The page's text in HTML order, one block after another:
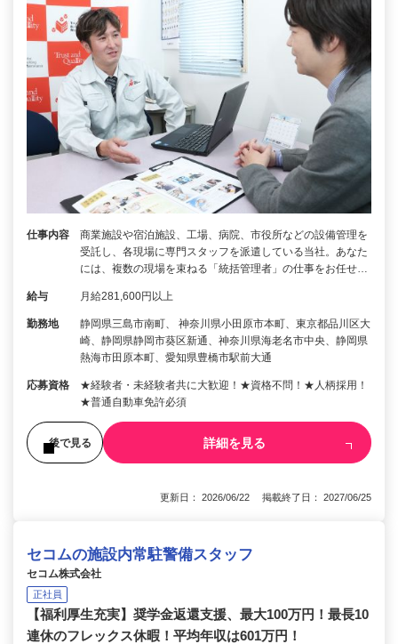
仕事内容
商業施設や宿泊施設、工場、病院、市役所などの設備管理を
受託し、各現場に専門スタッフを派遣している当社。あなた
には、複数の現場を束ねる「統括管理者」の仕事をお任せ…
給与 月給281,600円以上
勤務地
静岡県三島市南町、 神奈川県小田原市本町、東京都品川区大
崎、静岡県静岡市葵区新通、神奈川県海老名市中央、静岡県
熱海市田原本町、愛知県豊橋市駅前大通
応募資格
★経験者・未経験者共に大歓迎！★資格不問！★人柄採用！
★普通自動車免許必須
後で見る 詳細を見る
更新日： 2026/06/22 掲載終了日： 2027/06/25
セコムの施設内常駐警備スタッフ
セコム株式会社
正社員
【福利厚生充実】奨学金返還支援、最大100万円！最長10
連休のフレックス休暇！平均年収は601万円！